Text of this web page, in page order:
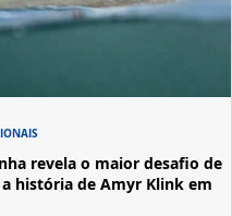
revela o maior desafio de
história de Amyr Klink em